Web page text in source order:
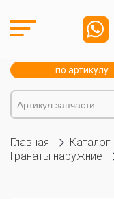
по артикулу
Главная Каталог
Гранаты наружние